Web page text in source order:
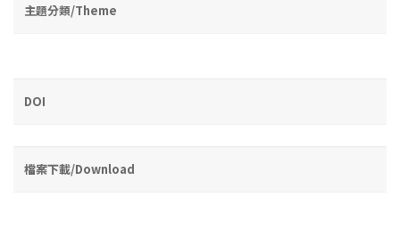
主題分類/Theme
DOI
檔案下載/Download